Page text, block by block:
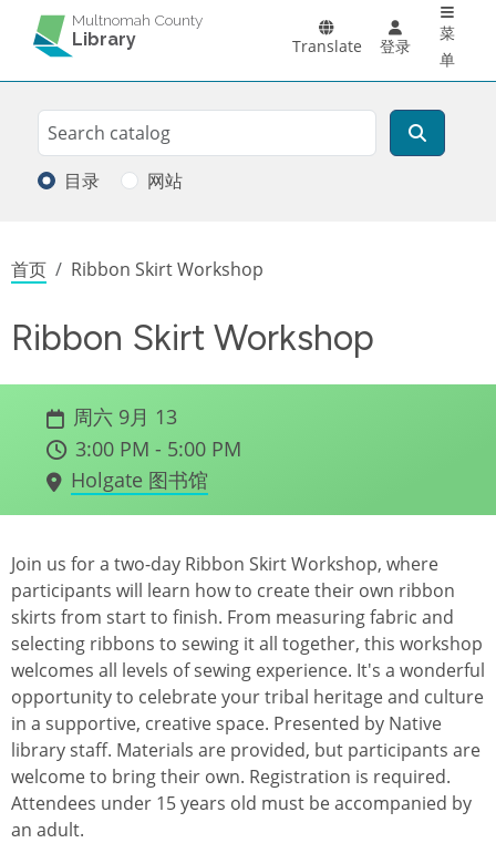
跳转到主要内容Multnomah County
Library Translate 登录
菜
单
Search
搜索
目录 网站
面包屑
首页 Ribbon Skirt Workshop
Ribbon Skirt Workshop
周六 9月 13
3:00 PM - 5:00 PM
Holgate 图书馆
Join us for a two-day Ribbon Skirt Workshop, where
participants will learn how to create their own ribbon
skirts from start to finish. From measuring fabric and
selecting ribbons to sewing it all together, this workshop
welcomes all levels of sewing experience. It's a wonderful
opportunity to celebrate your tribal heritage and culture
in a supportive, creative space. Presented by Native
library staff. Materials are provided, but participants are
welcome to bring their own. Registration is required.
Attendees under 15 years old must be accompanied by
an adult.